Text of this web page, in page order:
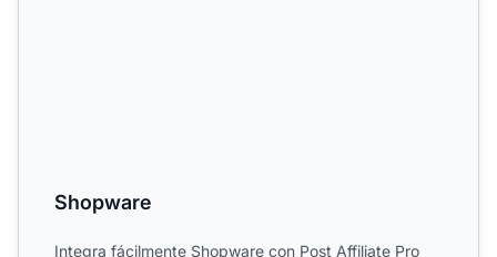
Shopware
Integra fácilmente Shopware con Post Affiliate Pro